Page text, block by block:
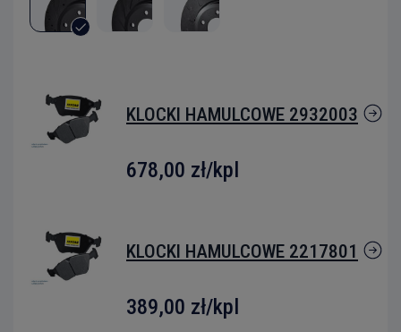
KLOCKI HAMULCOWE 2932003
678,00 zł/kpl
KLOCKI HAMULCOWE 2217801
389,00 zł/kpl